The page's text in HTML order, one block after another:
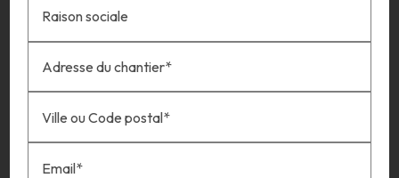
Raison sociale
Adresse du chantier*
Ville ou Code postal*
Email*